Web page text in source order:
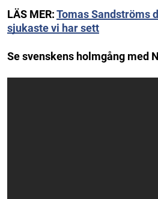
LÄS MER:Tomas Sandströms
sjukaste vi har sett
Se svenskens holmgång med